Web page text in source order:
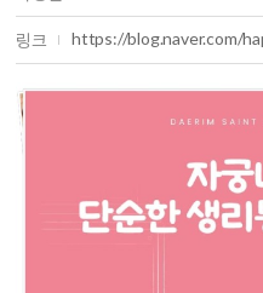
링크 https://blog.naver.com/